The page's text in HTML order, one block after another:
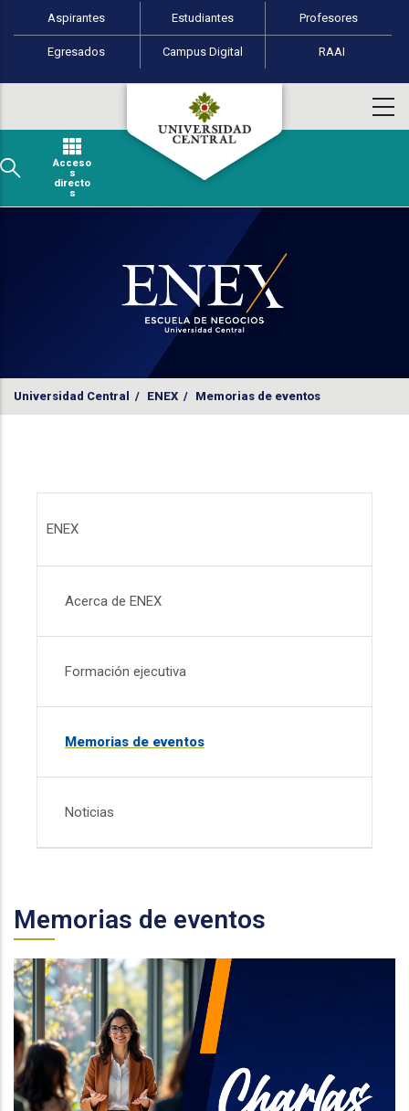
Pasar al contenido principal
Perfiles de usuario
Aspirantes Estudiantes Profesores
Egresados Campus Digital RAAI
Acceso
s
directo
s
Universidad Central / ENEX / Memorias de eventos
ENEX
Acerca de ENEX
Formación ejecutiva
Memorias de eventos
Noticias
Memorias de eventos